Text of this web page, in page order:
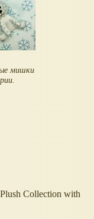
мишки
Collection with